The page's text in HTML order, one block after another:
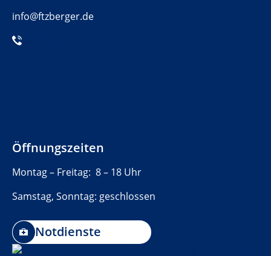
info@ftzberger.de
Öffnungszeiten
Montag – Freitag: 8 – 18 Uhr
Samstag, Sonntag: geschlossen
Notdienste